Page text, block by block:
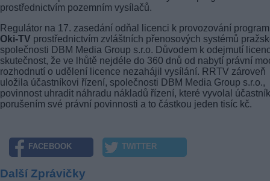
prostřednictvím pozemním vysílačů.
Regulátor na 17. zasedání odňal licenci k provozování
Oki-TV prostřednictvím zvláštních přenosových systémů
společnosti DBM Media Group s.r.o. Důvodem k odejmutí
skutečnost, že ve lhůtě nejdéle do 360 dnů od nabytí právní
rozhodnutí o udělení licence nezahájil vysílání. RRTV zároveň
uložila účastníkovi řízení, společnosti DBM Media Group s.r.o.,
povinnost uhradit náhradu nákladů řízení, které vyvolal účastník
porušením své právní povinnosti a to částkou jeden tisíc kč.
FACEBOOK TWITTER
Další Zprávičky